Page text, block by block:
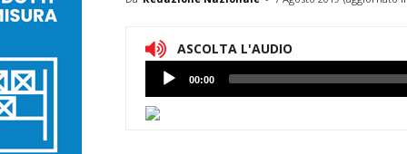
ASCOLTA L'AUDIO
Lettore
Audio
00:00